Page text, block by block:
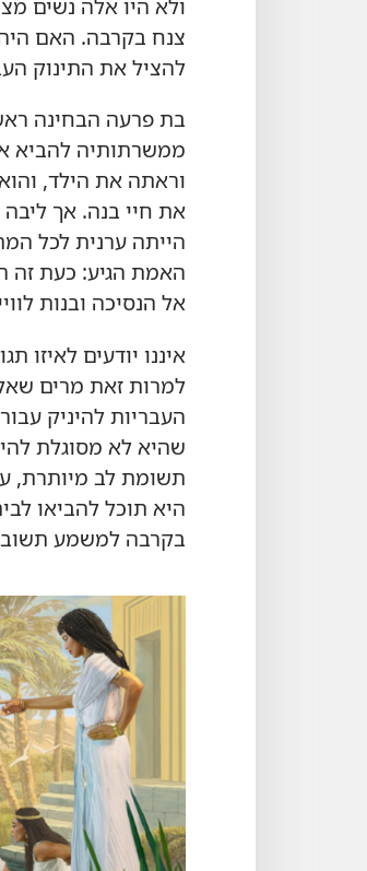
ולא היו אלה נשים
צנח בקרבה.‏ האם
להציל את התינוק
בת פרעה הבחינה
ממשרתותיה
וראתה את הילד,‏
את חיי בנה.‏ אך
הייתה ערנית לכל
האמת הגיע:‏ כעת זה
אל הנסיכה ובנות
איננו יודעים
למרות זאת מרים
העבריות להיניק
שהיא לא מסוגלת
תשומת לב מיותרת,‏
היא תוכל להביאו
בקרבה למשמע